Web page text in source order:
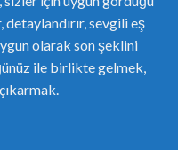
sevgili eş
olarak son şeklini
ile birlikte gelmek,